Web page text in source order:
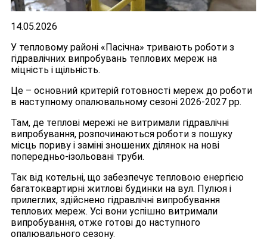
14.05.2026
У тепловому районі «Пасічна» тривають роботи з
гідравлічних випробувань теплових мереж на
міцність і щільність.
Це – основний критерій готовності мереж до роботи
в наступному опалювальному сезоні 2026-2027 рр.
Там, де теплові мережі не витримали гідравлічні
випробування, розпочинаються роботи з пошуку
місць пориву і заміні зношених ділянок на нові
попередньо-ізольовані труби.
Так від котельні, що забезпечує тепловою енергією
багатоквартирні житлові будинки на вул. Пулюя і
прилеглих, здійснено гідравлічні випробування
теплових мереж. Усі вони успішно витримали
випробування, отже готові до наступного
опалювального сезону.